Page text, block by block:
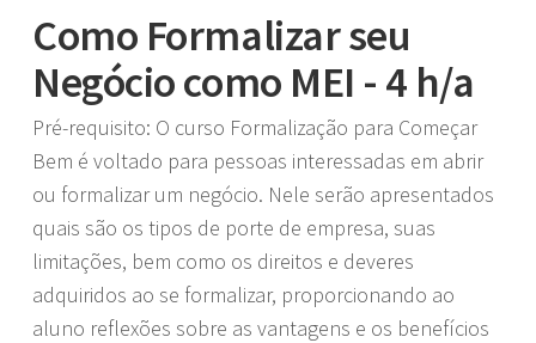
Como Formalizar seu
Negócio como MEI - 4 h/a
Pré-requisito: O curso Formalização para Começar
Bem é voltado para pessoas interessadas em abrir
ou formalizar um negócio. Nele serão apresentados
quais são os tipos de porte de empresa, suas
limitações, bem como os direitos e deveres
adquiridos ao se formalizar, proporcionando ao
aluno reflexões sobre as vantagens e os benefícios